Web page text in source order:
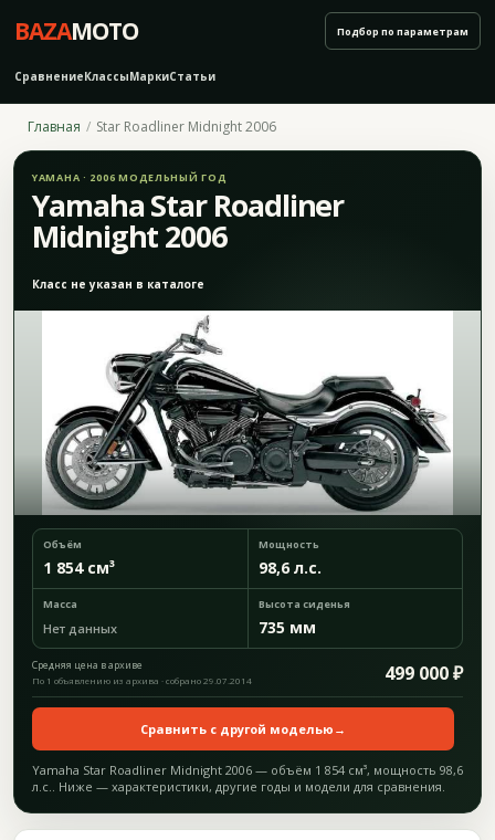
BAZAMOTO
СравнениеКлассыМаркиСтатьи
Подбор по параметрам
Главная Star Roadliner Midnight 2006
YAMAHA · 2006 МОДЕЛЬНЫЙ ГОД
Yamaha Star Roadliner
Midnight 2006
Класс не указан в каталоге
Объём
1 854 см³
Мощность
98,6 л.с.
Масса
Нет данных
Высота сиденья
735 мм
Средняя цена в архиве 499 000 ₽
По 1 объявлению из архива · собрано 29.07.2014
Сравнить с другой моделью →
Yamaha Star Roadliner Midnight 2006 — объём 1 854 см³, мощность 98,6
л.с.. Ниже — характеристики, другие годы и модели для сравнения.